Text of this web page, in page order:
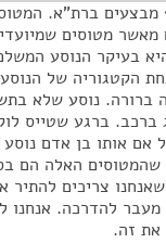
מבצעים ברת"א.
מאשר מטוסים
בעיקר הנוסע
הקטגוריה של
ברורה. נוסע שלא
ברכב. ברגע שטייס
אם אותו בן אדם
שהמטוסים האלה הם
צריכים להתיר
להדרכה. אנחנו
את זה.